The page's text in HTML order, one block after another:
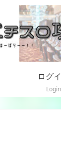
ログ
Login